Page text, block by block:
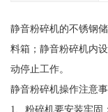
静音粉碎机的不锈钢
料箱；静音粉碎机内
动停止工作。
静音粉碎机操作注意事
1、粉碎机要安装牢固